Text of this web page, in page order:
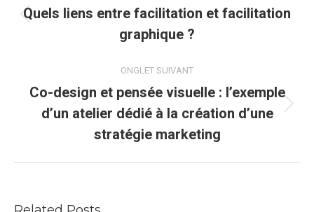
de
commentaire
Onglet
précédent
Quels liens entre facilitation et facilitation
graphique ?
ONGLET SUIVANT
Onglet
suivant
Co-design et pensée visuelle : l’exemple
d’un atelier dédié à la création d’une
stratégie marketing